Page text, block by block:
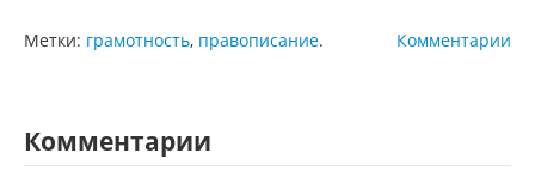
Комментарии
Метки: грамотность, правописание.
Комментарии